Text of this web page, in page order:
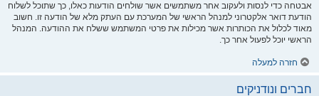
אבטחה כדי לנסות ולעקוב אחר משתמשים אשר שולחים הודעות כאלו, כך שתוכל לשלוח
הודעת דואר אלקטרוני למנהל הראשי של המערכת עם העתק מלא של הודעה זו. חשוב
מאוד לכלול את הכותרות אשר מכילות את פרטי המשתמש ששלח את ההודעה. המנהל
הראשי יוכל לפעול אחר כך.
חזרה למעלה
חברים ונודניקים